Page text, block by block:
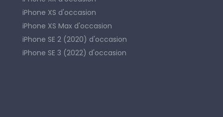
iPhone XS d'occasion
iPhone XS Max d'occasion
iPhone SE 2 (2020) d'occasion
iPhone SE 3 (2022) d'occasion